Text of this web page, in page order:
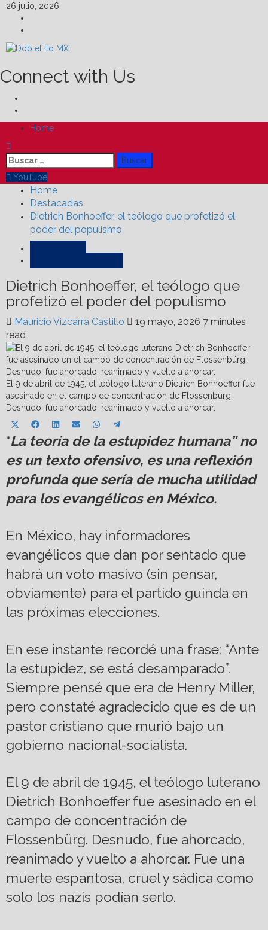
Skip
content
26 julio, 2026
Connect with Us
PrimaryHome
Buscar:
YouTube
Home
Destacadas
Dietrich Bonhoeffer, el teólogo que profetizó el
poder del populismo
Dietrich Bonhoeffer, el teólogo que
profetizó el poder del populismo
Mauricio Vizcarra Castillo 19 mayo, 2026 7 minutes
read
El 9 de abril de 1945, el teólogo luterano Dietrich Bonhoeffer fue
asesinado en el campo de concentración de Flossenbürg.
Desnudo, fue ahorcado, reanimado y vuelto a ahorcar.
Share
on
(Twitter)
Share
on
Facebook
Share
on
LinkedInShare
on
Email
Share
on
WhatsApp
on
“La teoría de la estupidez humana” no
es un texto ofensivo, es una reflexión
profunda que sería de mucha utilidad
para los evangélicos en México.
En México, hay informadores
evangélicos que dan por sentado que
habrá un voto masivo (sin pensar,
obviamente) para el partido guinda en
las próximas elecciones.
En ese instante recordé una frase: “Ante
la estupidez, se está desamparado”.
Siempre pensé que era de Henry Miller,
pero constaté agradecido que es de un
pastor cristiano que murió bajo un
gobierno nacional-socialista.
El 9 de abril de 1945, el teólogo luterano
Dietrich Bonhoeffer fue asesinado en el
campo de concentración de
Flossenbürg. Desnudo, fue ahorcado,
reanimado y vuelto a ahorcar. Fue una
muerte espantosa, cruel y sádica como
solo los nazis podían serlo.